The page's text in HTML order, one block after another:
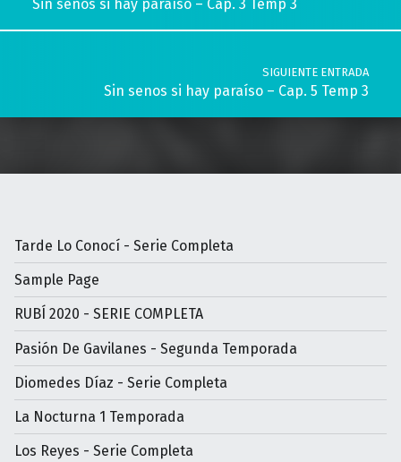
Sin senos si hay paraíso – Cap. 3 Temp 3
SIGUIENTE ENTRADA
Sin senos si hay paraíso – Cap. 5 Temp 3
Tarde Lo Conocí - Serie Completa
Sample Page
RUBÍ 2020 - SERIE COMPLETA
Pasión De Gavilanes - Segunda Temporada
Diomedes Díaz - Serie Completa
La Nocturna 1 Temporada
Los Reyes - Serie Completa